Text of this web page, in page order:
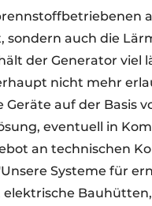
auch die
der Generator viel
nicht mehr
auf der Basis
eventuell in
an technischen
Systeme für